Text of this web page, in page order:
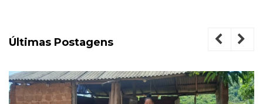
Últimas Postagens